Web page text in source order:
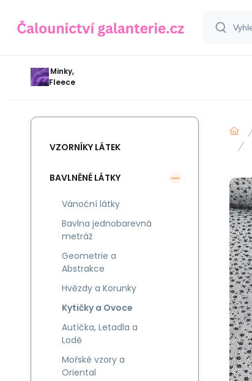
Minky,
Fleece
VZORNÍKY LÁTEK
BAVLNĚNÉ LÁTKY
Vánoční látky
Bavlna jednobarevná
metráž
Geometrie a
Abstrakce
Hvězdy a Korunky
Kytičky a Ovoce
Autíčka, Letadla a
Lodě
Mořské vzory a
Oriental